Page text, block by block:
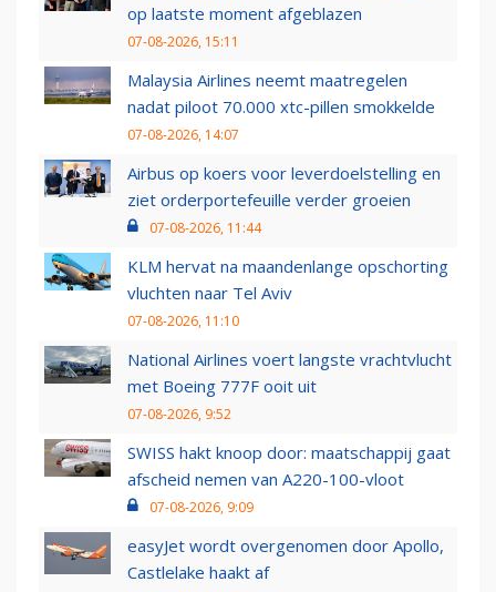
op laatste moment afgeblazen
07-08-2026, 15:11
Malaysia Airlines neemt maatregelen
nadat piloot 70.000 xtc-pillen smokkelde
07-08-2026, 14:07
Airbus op koers voor leverdoelstelling en
ziet orderportefeuille verder groeien
07-08-2026, 11:44
KLM hervat na maandenlange opschorting
vluchten naar Tel Aviv
07-08-2026, 11:10
National Airlines voert langste vrachtvlucht
met Boeing 777F ooit uit
07-08-2026, 9:52
SWISS hakt knoop door: maatschappij gaat
afscheid nemen van A220-100-vloot
07-08-2026, 9:09
easyJet wordt overgenomen door Apollo,
Castlelake haakt af